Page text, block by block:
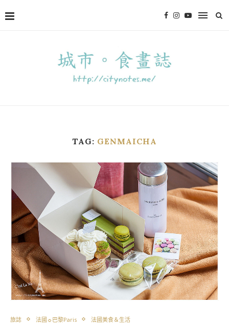
TAG: GENMAICHA
旅誌 法國☼巴黎Paris 法國美食＆生活